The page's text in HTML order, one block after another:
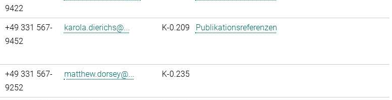
9422
+49 331 567-
9452
karola.dierichs@... K-0.209 Publikationsreferenzen
+49 331 567-
9252
matthew.dorsey@... K-0.235